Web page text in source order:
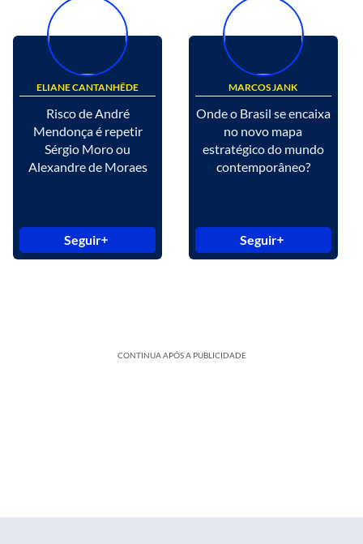
ELIANE CANTANHÊDE
Risco de André
Mendonça é repetir
Sérgio Moro ou
Alexandre de Moraes
Seguir
MARCOS JANK
Onde o Brasil se encaixa
no novo mapa
estratégico do mundo
contemporâneo?
Seguir
CONTINUA APÓS A PUBLICIDADE